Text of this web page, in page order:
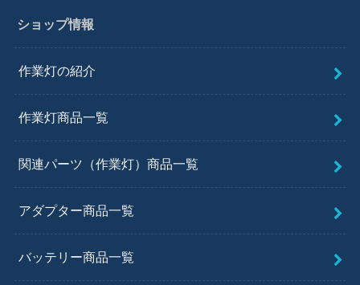
ショップ情報
作業灯の紹介
作業灯商品一覧
関連パーツ（作業灯）商品一覧
アダプター商品一覧
バッテリー商品一覧